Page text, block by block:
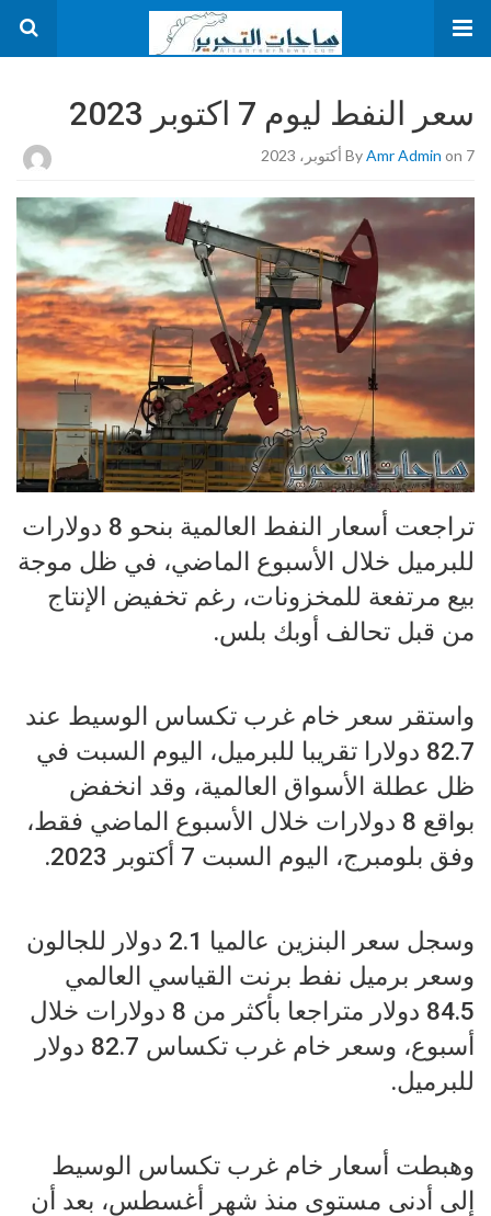
سعر النفط ليوم 7 اكتوبر 2023
ByAmr Admin on 7 أكتوبر، 2023
تراجعت أسعار النفط العالمية بنحو 8 دولارات
للبرميل خلال الأسبوع الماضي، في ظل موجة
بيع مرتفعة للمخزونات، رغم تخفيض الإنتاج
من قبل تحالف أوبك بلس.
واستقر سعر خام غرب تكساس الوسيط عند
82.7 دولارا تقريبا للبرميل، اليوم السبت في
ظل عطلة الأسواق العالمية، وقد انخفض
بواقع 8 دولارات خلال الأسبوع الماضي فقط،
وفق بلومبرج، اليوم السبت 7 أكتوبر 2023.
وسجل سعر البنزين عالميا 2.1 دولار للجالون
وسعر برميل نفط برنت القياسي العالمي
84.5 دولار متراجعا بأكثر من 8 دولارات خلال
أسبوع، وسعر خام غرب تكساس 82.7 دولار
للبرميل.
وهبطت أسعار خام غرب تكساس الوسيط
إلى أدنى مستوى منذ شهر أغسطس، بعد أن